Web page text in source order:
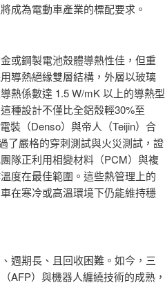
成為電動車產業的標配要求。
或鋼製電池殼體導熱性佳，但重
導熱絕緣雙層結構，外層以玻璃
熱係數達 1.5 W/mK 以上的導熱型
種設計不僅比全鋁殼輕30%至
裝（Denso）與帝人（Teijin）合
了嚴格的穿刺測試與火災測試，證
隊正利用相變材料（PCM）與複
度在最佳範圍。這些熱管理上的
在寒冷或高溫環境下仍能維持穩
週期長、且回收困難。如今，三
AFP）與機器人纏繞技術的成熟，